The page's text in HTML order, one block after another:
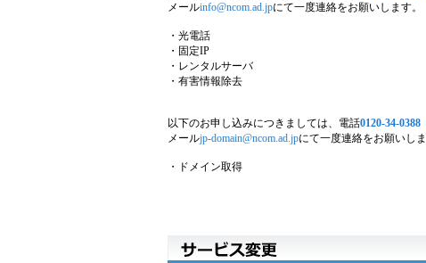
メールinfo@ncom.ad.jpにて一度連絡をお願いします。
・光電話
・固定IP
・レンタルサーバ
・有害情報除去
以下のお申し込みにつきましては、電話0120-34-0388
メールjp-domain@ncom.ad.jpにて一度連絡をお願いしま
・ドメイン取得